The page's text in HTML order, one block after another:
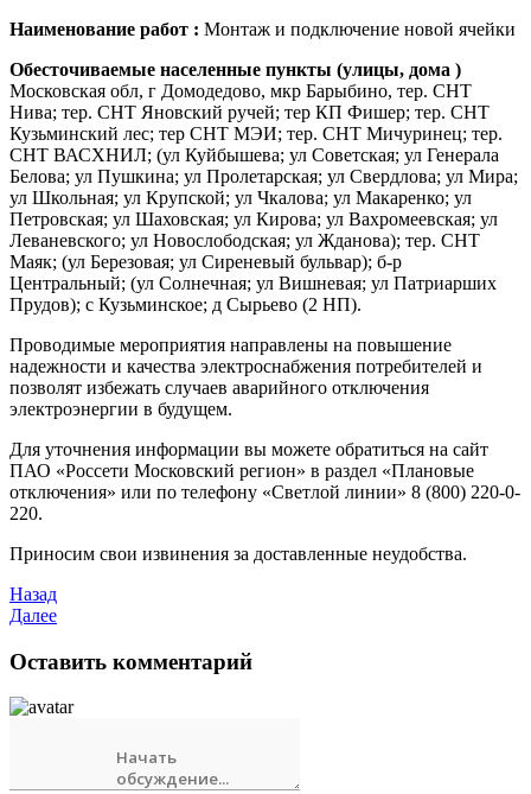
Наименование работ : Монтаж и подключение новой ячейки
Обесточиваемые населенные пункты (улицы, дома )
Московская обл, г Домодедово, мкр Барыбино, тер. СНТ
Нива; тер. СНТ Яновский ручей; тер КП Фишер; тер. СНТ
Кузьминский лес; тер СНТ МЭИ; тер. СНТ Мичуринец; тер.
СНТ ВАСХНИЛ; (ул Куйбышева; ул Советская; ул Генерала
Белова; ул Пушкина; ул Пролетарская; ул Свердлова; ул Мира;
ул Школьная; ул Крупской; ул Чкалова; ул Макаренко; ул
Петровская; ул Шаховская; ул Кирова; ул Вахромеевская; ул
Леваневского; ул Новослободская; ул Жданова); тер. СНТ
Маяк; (ул Березовая; ул Сиреневый бульвар); б-р
Центральный; (ул Солнечная; ул Вишневая; ул Патриарших
Прудов); с Кузьминское; д Сырьево (2 НП).
Проводимые мероприятия направлены на повышение
надежности и качества электроснабжения потребителей и
позволят избежать случаев аварийного отключения
электроэнергии в будущем.
Для уточнения информации вы можете обратиться на сайт
ПАО «Россети Московский регион» в раздел «Плановые
отключения» или по телефону «Светлой линии» 8 (800) 220-0-
220.
Приносим свои извинения за доставленные неудобства.
Назад
Далее
Оставить комментарий